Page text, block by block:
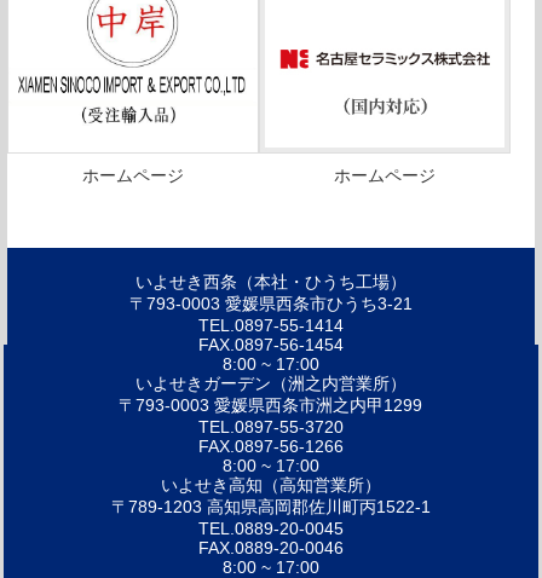
ホームページ ホームページ
いよせき西条（本社・ひうち工場）
〒793-0003 愛媛県西条市ひうち3-21
TEL.0897-55-1414
FAX.0897-56-1454
8:00 ~ 17:00
いよせきガーデン（洲之内営業所）
〒793-0003 愛媛県西条市洲之内甲1299
TEL.0897-55-3720
FAX.0897-56-1266
8:00 ~ 17:00
いよせき高知（高知営業所）
〒789-1203 高知県高岡郡佐川町丙1522-1
TEL.0889-20-0045
FAX.0889-20-0046
8:00 ~ 17:00